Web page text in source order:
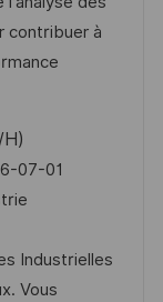
contribuer à
07-01
Industrielles
Vous